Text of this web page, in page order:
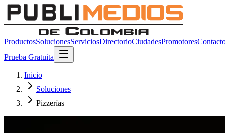
ProductosSolucionesServiciosDirectorioCiudadesPromotores
Prueba Gratuita
Inicio
Soluciones
Pizzerías